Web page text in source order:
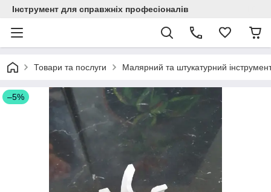
Інструмент для справжніх професіоналів
Товари та послуги Малярний та штукатурний
–5%